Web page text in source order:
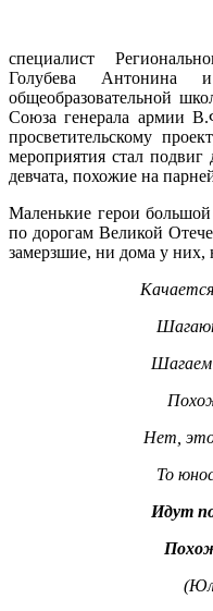
специалист
Голубева Антонина
общеобразовательной
Союза генерала армии
просветительскому
мероприятия стал
девчата, похожие на
Маленькие герои
по дорогам Великой
замерзшие, ни дома у них,
Шагаем
Нет,
То
Идут